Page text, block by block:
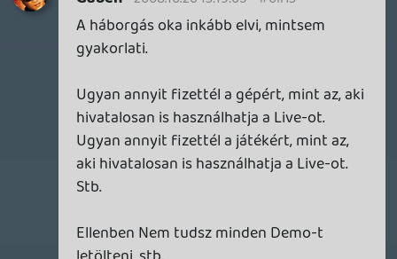
Ui.: keressetek már valami Konamis
bennfentest is... 😉
stevefarcry 2008.10.24 15:46:33 #0lfkv
Még nem hallgattam teljesen végig, de
nagyon szimpatikus az MS hozzállása
Magyaroszággal kapcsolatban. A magyar
live-ról viszont ők sem tudtak
konkérumokat mondani ugyancsak, mint a
remélem, hogy ez előbb-utóbb tényleg
megfog valósulni.